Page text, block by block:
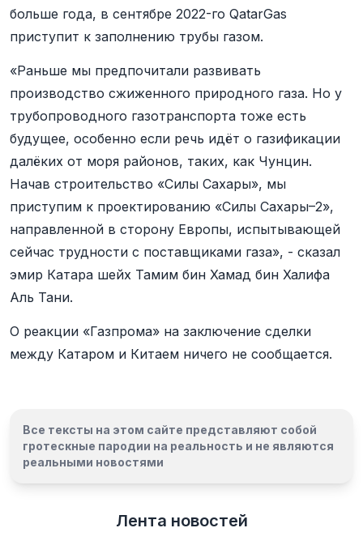
больше года, в сентябре 2022-го QatarGas
приступит к заполнению трубы газом.
«Раньше мы предпочитали развивать
производство сжиженного природного газа. Но у
трубопроводного газотранспорта тоже есть
будущее, особенно если речь идёт о газификации
далёких от моря районов, таких, как Чунцин.
Начав строительство «Силы Сахары», мы
приступим к проектированию «Силы Сахары–2»,
направленной в сторону Европы, испытывающей
сейчас трудности с поставщиками газа», - сказал
эмир Катара шейх Тамим бин Хамад бин Халифа
Аль Тани.
О реакции «Газпрома» на заключение сделки
между Катаром и Китаем ничего не сообщается.
Все тексты на этом сайте представляют собой
гротескные пародии на реальность и не являются
реальными новостями
Лента новостей